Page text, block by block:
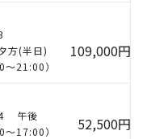
方(半日)
〜21:00）
109,000円
午後
〜17:00）
52,500円